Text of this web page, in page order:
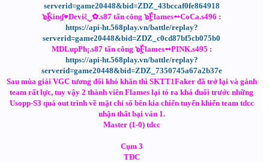
serverid=game20448&bid=ZDZ_43bccaf0fe864918
๖ۣۜKinɠ♥Deviℓ‿✿.s87 tấn công ๖ۣۜFlames➻CoCa.s496 :
https://api-ht.568play.vn/battle/replay?
serverid=game20448&bid=ZDZ_c0cd87bf5cb075b0
MDLupPh¡.s87 tấn công ๖ۣۜFlames➻PINK.s495 :
https://api-ht.568play.vn/battle/replay?
serverid=game20448&bid=ZDZ_7350745a67a2b37e
Sau mùa giải VGC tương đối khó khăn thì SKTT1Faker đã trở lại và gánh
team rất lực, tuy vậy 2 thành viên Flames lại tỏ ra khá đuối trước những
Usopp-S3 quá out trình về mặt chỉ số bên kia chiến tuyến khiến team tdcc
nhận thất bại ván 1.
Master (1-0) tdcc
Cụm 3
TĐC